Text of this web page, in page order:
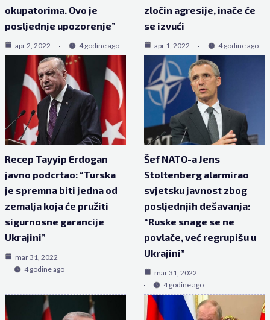
okupatorima. Ovo je
posljednje upozorenje”
apr 2, 2022 4 godine ago
zločin agresije, inače će
se izvući
apr 1, 2022 4 godine ago
Recep Tayyip Erdogan
javno podcrtao: “Turska
je spremna biti jedna od
zemalja koja će pružiti
sigurnosne garancije
Ukrajini”
mar 31, 2022
4 godine ago
Šef NATO-a Jens
Stoltenberg alarmirao
svjetsku javnost zbog
posljednjih dešavanja:
“Ruske snage se ne
povlače, već regrupišu u
Ukrajini”
mar 31, 2022
4 godine ago